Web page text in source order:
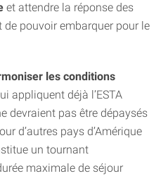
et attendre la réponse des
pouvoir embarquer pour le
les conditions
appliquent déjà l’ESTA
devraient pas être dépaysés
d’autres pays d’Amérique
un tournant
maximale de séjour